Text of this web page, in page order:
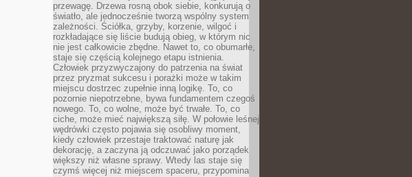
przewagę. Drzewa rosną obok siebie, konkurują o
światło, ale jednocześnie tworzą wspólny system
zależności. Ściółka, grzyby, korzenie, wilgoć i
rozkładające się liście budują obieg, w którym nic
nie jest całkowicie zbędne. Nawet to, co obumarłe,
staje się częścią kolejnego etapu istnienia.
Człowiek przyzwyczajony do patrzenia na świat
przez pryzmat sukcesu i porażki może w takim
miejscu dostrzec zupełnie inną logikę. To, co
pozornie niepotrzebne, bywa fundamentem czegoś
nowego. To, co wolne, może być trwałe. To, co
ciche, może mieć największą siłę. W połowie leśnej
wędrówki często pojawia się osobliwy moment,
kiedy człowiek przestaje traktować naturę jak
dekorację, a zaczyna ją odczuwać jako porządek
większy niż własne sprawy. Wtedy las staje się
czymś więcej niż miejscem spaceru, przypomina